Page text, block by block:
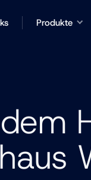
Produkte